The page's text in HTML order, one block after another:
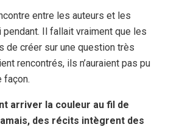
entre les auteurs et les
pendant. Il fallait vraiment que les
de créer sur une question très
rencontrés, ils n’auraient pas pu
façon.
arriver la couleur au fil de
des récits intègrent des